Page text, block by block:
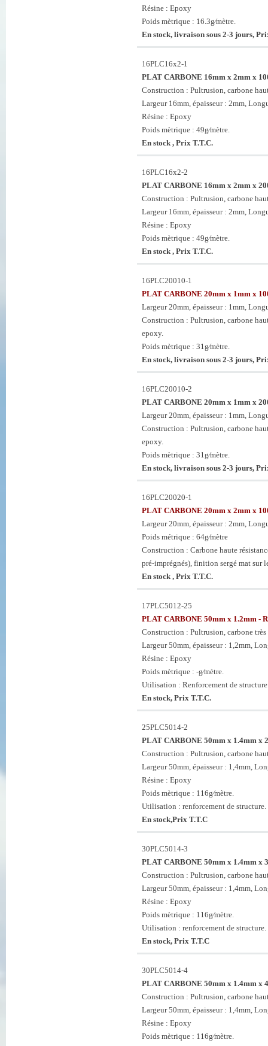
Résine : Epoxy
Poids mètrique : 16.3g⁄mètre.
En stock, livraison sous 2-3 jours,
16PLC16x2-1
PLAT CARBONE 16mm x 2mm x
Construction : Pultrusion, carbone
Largeur 16mm, épaisseur : 2mm,
Résine : Epoxy
Poids mètrique : 49g⁄mètre.
En stock , Prix T.T.C.
16PLC16x2-2
PLAT CARBONE 16mm x 2mm x
Construction : Pultrusion, carbone
Largeur 16mm, épaisseur : 2mm,
Résine : Epoxy
Poids mètrique : 49g⁄mètre.
En stock , Prix T.T.C.
16PLC20010-1
PLAT CARBONE 20mm x 1mm x
Largeur 20mm, épaisseur : 1mm,
Construction : Pultrusion, carbone
epoxy.
Poids mètrique : 31g⁄mètre.
En stock, livraison sous 2-3 jours,
16PLC20010-2
PLAT CARBONE 20mm x 1mm x
Largeur 20mm, épaisseur : 1mm,
Construction : Pultrusion, carbone
epoxy.
Poids mètrique : 31g⁄mètre.
En stock, livraison sous 2-3 jours,
16PLC20020-1
PLAT CARBONE 20mm x 2mm x
Largeur 20mm, épaisseur : 2mm,
Poids métrique : 64g⁄mètre
Construction : Carbone haute
pré-imprégnés), finition sergé mat sur
En stock , Prix T.T.C.
17PLC5012-25
PLAT CARBONE 50mm x 1.2mm -
Construction : Pultrusion, carbone
Largeur 50mm, épaisseur : 1,2mm,
Résine : Epoxy
Poids mètrique : -g⁄mètre.
Utilisation : Renforcement de
En stock, Prix T.T.C.
25PLC5014-2
PLAT CARBONE 50mm x 1.4mm x
Construction : Pultrusion, carbone
Largeur 50mm, épaisseur : 1,4mm,
Résine : Epoxy
Poids mètrique : 116g⁄mètre.
Utilisation : renforcement de structure.
En stock,Prix T.T.C
30PLC5014-3
PLAT CARBONE 50mm x 1.4mm x
Construction : Pultrusion, carbone
Largeur 50mm, épaisseur : 1,4mm,
Résine : Epoxy
Poids mètrique : 116g⁄mètre.
Utilisation : renforcement de structure.
En stock, Prix T.T.C
30PLC5014-4
PLAT CARBONE 50mm x 1.4mm x
Construction : Pultrusion, carbone
Largeur 50mm, épaisseur : 1,4mm,
Résine : Epoxy
Poids mètrique : 116g⁄mètre.